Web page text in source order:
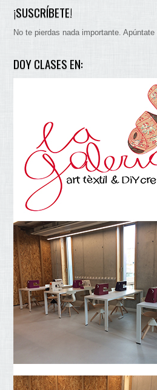
¡SUSCRÍBETE!
No te pierdas nada importante.
DOY CLASES EN: